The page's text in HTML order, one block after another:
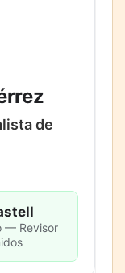
de
— Revisor